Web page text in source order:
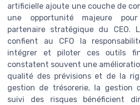
artificielle ajoute une couche de
une opportunité majeure
partenaire stratégique du CEO.
confient au CFO la
intégrer et piloter ces outils
constatent souvent une
qualité des prévisions et de la
gestion de trésorerie, la gestion
suivi des risques bénéficient